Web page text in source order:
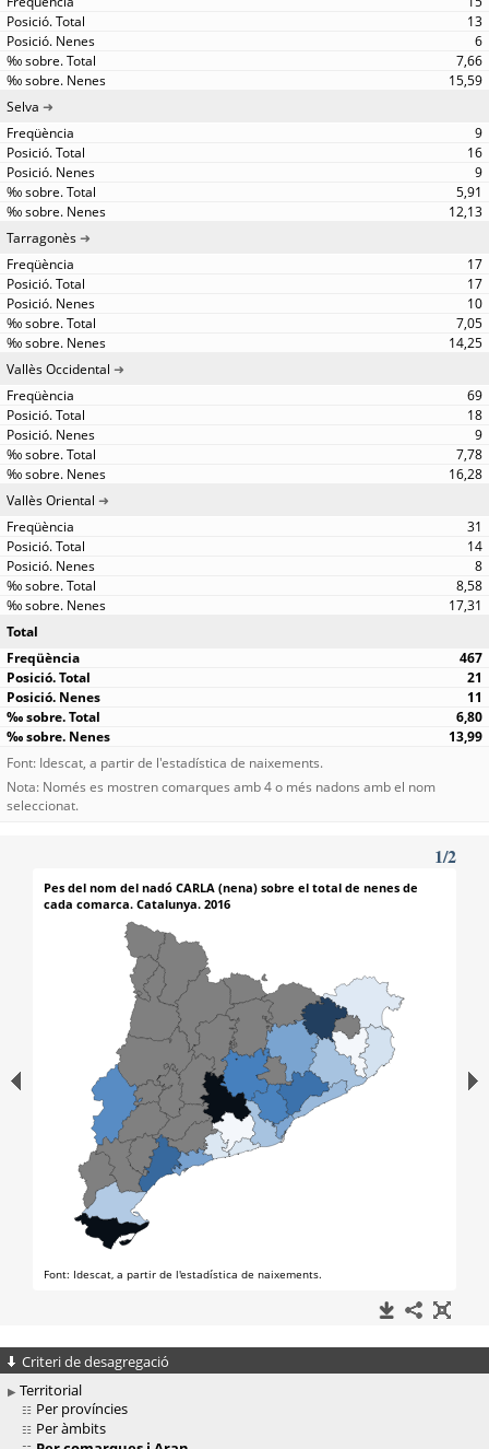
13
6
7,66
15,59
Selva
9
16
9
5,91
12,13
Tarragonès
17
17
10
7,05
14,25
Vallès Occidental
69
18
9
7,78
16,28
Vallès Oriental
31
14
8
8,58
17,31
Total
467
21
11
6,80
13,99
Font: Idescat, a partir de l'estadística de naixements.
Nota: Només es mostren comarques amb 4 o més nadons amb el nom
seleccionat.
Criteri de desagregació
Territorial
Per províncies
Per àmbits